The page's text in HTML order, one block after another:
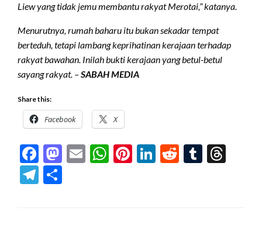
Liew yang tidak jemu membantu rakyat Merotai,” katanya.
Menurutnya, rumah baharu itu bukan sekadar tempat
berteduh, tetapi lambang keprihatinan kerajaan terhadap
rakyat bawahan. Inilah bukti kerajaan yang betul-betul
sayang rakyat. –SABAH MEDIA
Share this:
Facebook X
Facebook
Mastodon
EmailWhatsApp
Pinterest
LinkedIn
RedditTumblr
Telegram